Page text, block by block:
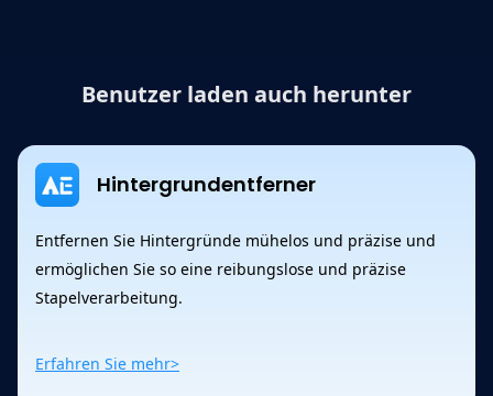
Benutzer laden auch herunter
Hintergrundentferner
Entfernen Sie Hintergründe mühelos und präzise und
ermöglichen Sie so eine reibungslose und präzise
Stapelverarbeitung.
Erfahren Sie mehr>